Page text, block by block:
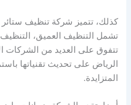
كذلك، تتميز شركة تنظيف ستائر
تشمل التنظيف العميق، التنظيف
تتفوق على العديد من
الرياض على تحديث تقنياتها
المتزايدة.